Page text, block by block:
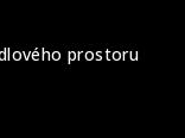
prostoru